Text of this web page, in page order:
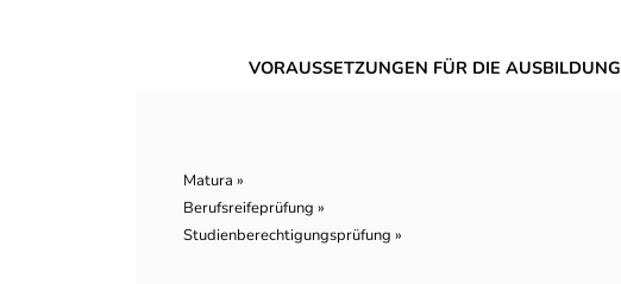
VORAUSSETZUNGEN FÜR DIE AUSBILDUNG
Matura »
Berufsreifeprüfung »
Studienberechtigungsprüfung »